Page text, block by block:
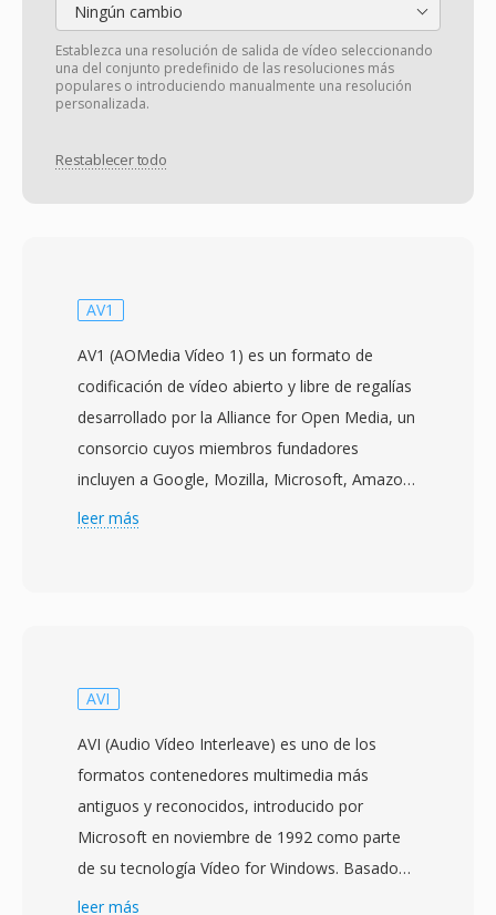
Ningún cambio
Establezca una resolución de salida de vídeo seleccionando
una del conjunto predefinido de las resoluciones más
populares o introduciendo manualmente una resolución
personalizada.
Restablecer todo
AV1
AV1 (AOMedia Vídeo 1) es un formato de
codificación de vídeo abierto y libre de regalías
desarrollado por la Alliance for Open Media, un
consorcio cuyos miembros fundadores
incluyen a Google, Mozilla, Microsoft, Amazon,
Netflix e Intel, entre otros. La especificación se
aproximadamente un 30-50% mejor
equivalente, haciéndolo particularmente
buscan reducir costos de ancho de banda sin
sacrificar la experiencia del espectador. El
códec soporta una amplía gama de
leer más
AVI
AVI (Audio Vídeo Interleave) es uno de los
formatos contenedores multimedia más
antiguos y reconocidos, introducido por
Microsoft en noviembre de 1992 como parte
de su tecnología Vídeo for Windows. Basado
en la estructura RIFF (Resource Interchange
leer más